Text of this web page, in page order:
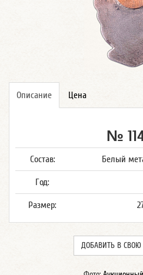
Описание Цена
№
Состав: Белый
Год:
Размер:
ДОБАВИТЬ В